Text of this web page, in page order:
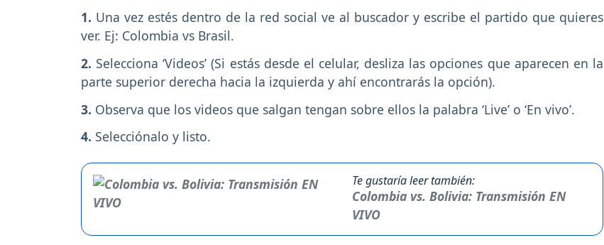
1. Una vez estés dentro de la red social ve al buscador y escribe el partido que quieres
ver. Ej: Colombia vs Brasil.
2. Selecciona ‘Videos’ (Si estás desde el celular, desliza las opciones que aparecen en la
parte superior derecha hacia la izquierda y ahí encontrarás la opción).
3. Observa que los videos que salgan tengan sobre ellos la palabra ‘Live’ o ‘En vivo’.
4. Selecciónalo y listo.
Te gustaría leer también:
Colombia vs. Bolivia: Transmisión EN
VIVO